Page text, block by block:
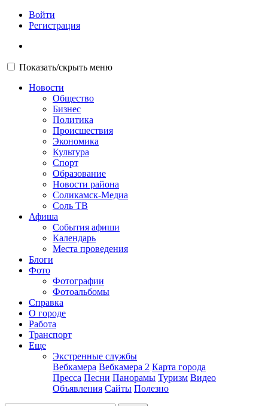
Войти
Регистрация
Показать/скрыть меню
Новости
Общество
Бизнес
Политика
Происшествия
Экономика
Культура
Спорт
Образование
Новости района
Соликамск-Медиа
Соль ТВ
Афиша
События афиши
Календарь
Места проведения
Блоги
Фото
Фотографии
Фотоальбомы
Справка
О городе
Работа
Транспорт
Еще
Экстренные службы
Вебкамера Вебкамера 2 Карта города
Пресса Песни Панорамы Туризм Видео
Объявления Сайты Полезно